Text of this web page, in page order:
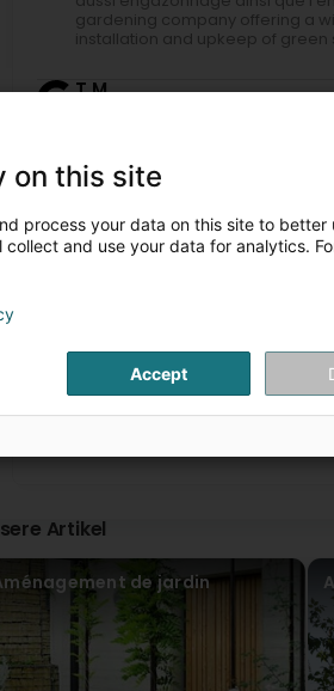
gardening company offering a
installation and upkeep of green
T M
les ouvriers ne respectent meme
TRAVAUX TRES BRUYANTS
TAPAGE NOCTURNE, qui
HURLENT ! ENTRE EUX TOUTE LA
C'EST DU TAPAGE DIURNE ! on
homeoffice dans sa propre maison,
RECOMMANDER!!!
can even hear them through
house, about 100 meters away!
Francoise Gobet
rend la collaboration agréable
solutions were greatly
collaboration pleasant and
Joran Balland
vor 5 Monat(en)
Artikel
de jardin
on this site
process your data on this site to
and use your data for analytics.
Accept